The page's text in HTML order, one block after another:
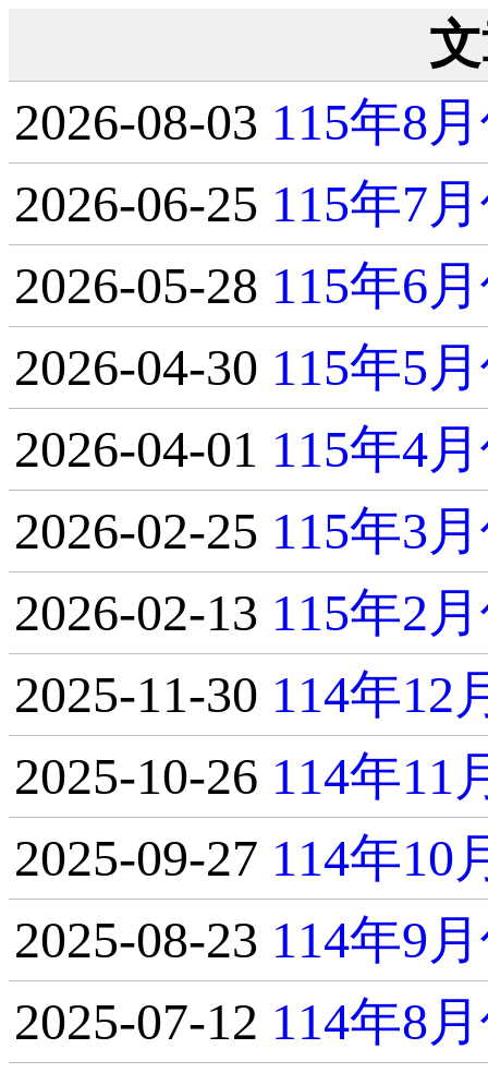
2026-08-03 115年8
2026-06-25 115年7
2026-05-28 115年6
2026-04-30 115年5
2026-04-01 115年4
2026-02-25 115年3
2026-02-13 115年2
2025-11-30 114年12
2025-10-26 114年11
2025-09-27 114年10
2025-08-23 114年9
2025-07-12 114年8